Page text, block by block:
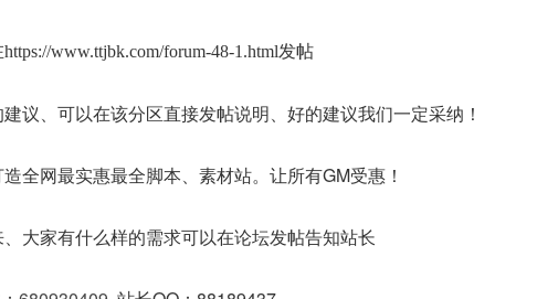
https://www.ttjbk.com/forum-48-1.html发帖
议、可以在该分区直接发帖说明、好的建议我们一定采纳！
全网最实惠最全脚本、素材站。让所有GM受惠！
大家有什么样的需求可以在论坛发帖告知站长